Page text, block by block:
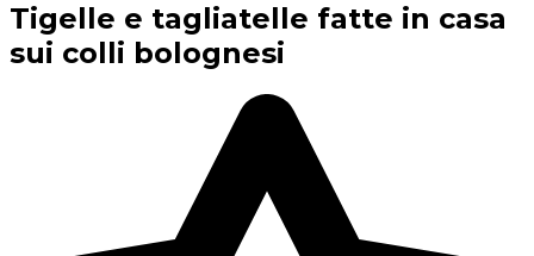
Tigelle e tagliatelle fatte in casa
sui colli bolognesi